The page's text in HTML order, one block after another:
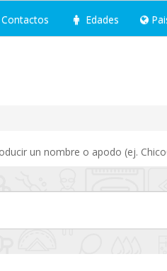
Contactos Edades
un nombre o apodo (ej.